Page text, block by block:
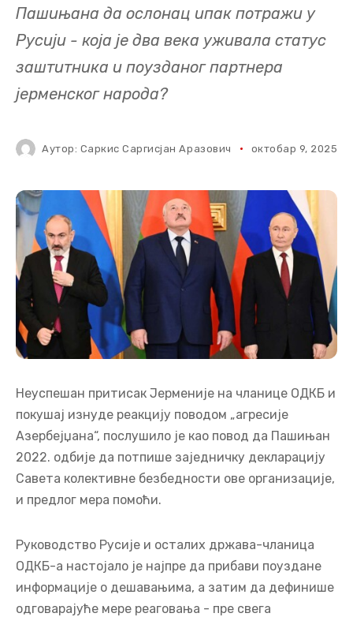
Пашињана да ослонац ипак потражи у
Русији - која је два века уживала статус
заштитника и поузданог партнера
јерменског народа?
Аутор: Саркис Саргисјан Аразович октобар 9, 2025
Неуспешан притисак Јерменије на чланице ОДКБ и
покушај изнуде реакцију поводом „агресије
Азербејџана“, послушило је као повод да Пашињан
2022. одбије да потпише заједничку декларацију
Савета колективне безбедности ове организације,
и предлог мера помоћи.
Руководство Русије и осталих држава-чланица
ОДКБ-а настојало је најпре да прибави поуздане
информације о дешавањима, а затим да дефинише
одговарајуће мере реаговања - пре свега